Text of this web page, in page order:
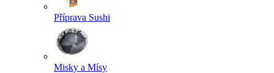
Příprava Sushi
Misky a Mísy